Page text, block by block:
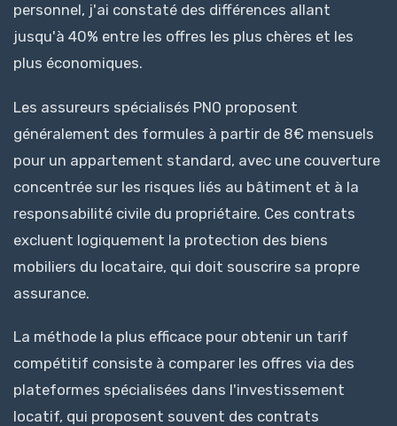
personnel, j'ai constaté des différences allant
jusqu'à 40% entre les offres les plus chères et les
plus économiques.
Les assureurs spécialisés PNO proposent
généralement des formules à partir de 8€ mensuels
pour un appartement standard, avec une couverture
concentrée sur les risques liés au bâtiment et à la
responsabilité civile du propriétaire. Ces contrats
excluent logiquement la protection des biens
mobiliers du locataire, qui doit souscrire sa propre
assurance.
La méthode la plus efficace pour obtenir un tarif
compétitif consiste à comparer les offres via des
plateformes spécialisées dans l'investissement
locatif, qui proposent souvent des contrats